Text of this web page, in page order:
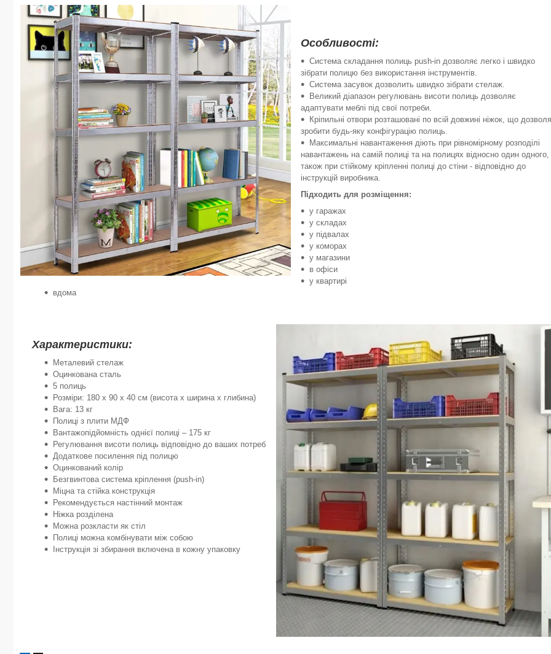
Особливості:
Система складання полиць push-in дозволяє легко і швидко
зібрати полицю без використання інструментів.
Система засувок дозволить швидко зібрати стелаж.
Великий діапазон регулювань висоти полиць дозволяє
адаптувати меблі під свої потреби.
Кріпильні отвори розташовані по всій довжині ніжок, що
зробити будь-яку конфігурацію полиць.
Максимальні навантаження діють при рівномірному розподілі
навантажень на самій полиці та на полицях відносно один одного,
також при стійкому кріпленні полиці до стіни - відповідно до
інструкцій виробника.
Підходить для розміщення:
у гаражах
у складах
у підвалах
у коморах
у магазини
в офіси
у квартирі
вдома
Характеристики:
Металевий стелаж
Оцинкована сталь
5 полиць
Розміри: 180 х 90 х 40 см (висота х ширина х глибина)
Вага: 13 кг
Полиці з плити МДФ
Вантажопідйомність однієї полиці – 175 кг
Регулювання висоти полиць відповідно до ваших потреб
Додаткове посилення під полицю
Оцинкований колір
Безгвинтова система кріплення (push-in)
Міцна та стійка конструкція
Рекомендується настінний монтаж
Ніжка розділена
Можна розкласти як стіл
Полиці можна комбінувати між собою
Інструкція зі збирання включена в кожну упаковку